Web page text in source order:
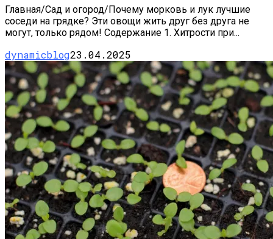
Главная/Сад и огород/Почему морковь и лук лучшие
соседи на грядке? Эти овощи жить друг без друга не
могут, только рядом! Содержание 1. Хитрости при...
dynamicblog23.04.2025